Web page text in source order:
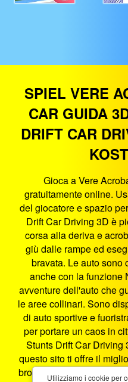
SPIEL VERE
CAR GUIDA
DRIFT CAR
Gioca a Vere
gratuitamente online.
del giocatore e spazio
Drift Car Driving 3D è
corsa alla deriva e
giù dalle rampe ed
bravata. Le auto sono
anche con la funzione
avventure dell'auto che
le aree collinari. Sono
di auto sportive e
per portare un caos in
Stunts Drift Car Driving
questo sito ti offre il
browser. Vere Acrobazie
Utilizziamo i cookie per